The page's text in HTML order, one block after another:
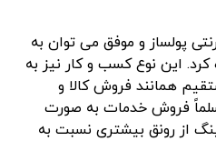
پولساز و موفق می توان به
این نوع کسب و کار نیز به
همانند فروش کالا و
فروش خدمات به صورت
از رونق بیشتری نسبت به